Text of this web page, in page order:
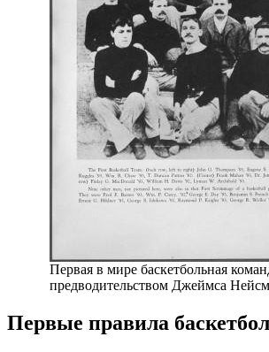
Первая в мире баскетбольная
предводительством Джеймса
Первые правила